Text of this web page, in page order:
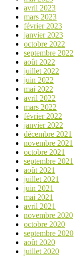
avril 2023
mars 2023
février 2023
janvier 2023
octobre 2022
septembre 2022
août 2022
juillet 2022
juin 2022
mai 2022
avril 2022
mars 2022
février 2022
janvier 2022
décembre 2021
novembre 2021
octobre 2021
septembre 2021
août 2021
juillet 2021
juin 2021
mai 2021
avril 2021
novembre 2020
octobre 2020
septembre 2020
août 2020
juillet 2020